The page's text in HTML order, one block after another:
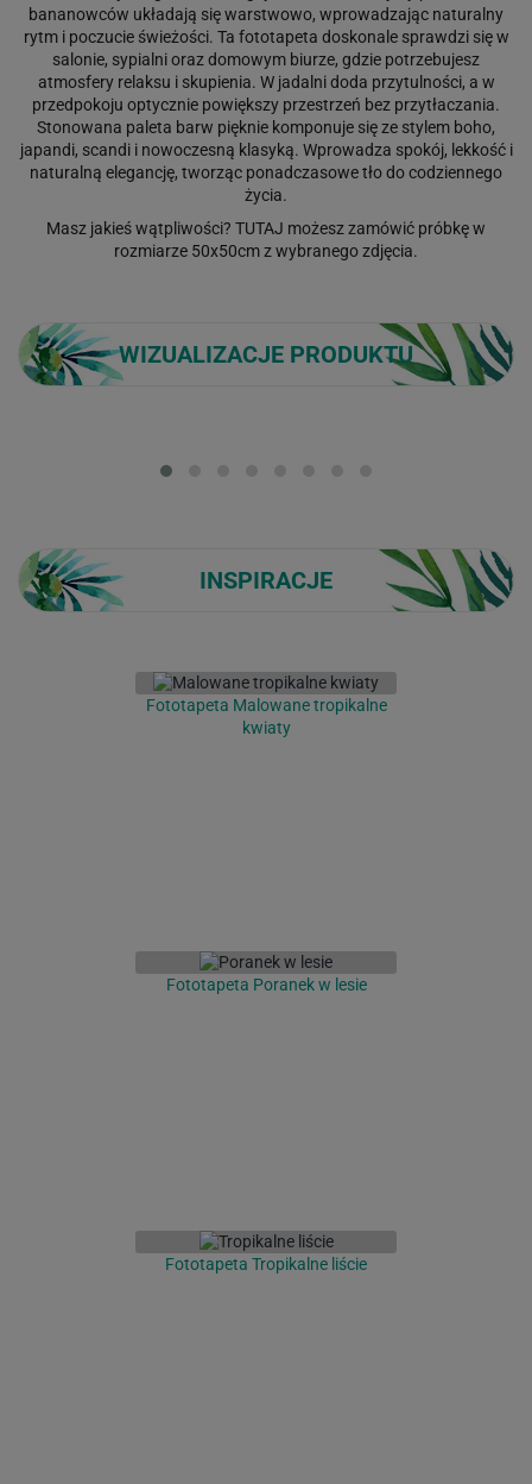
bananowców układają się warstwowo, wprowadzając naturalny
rytm i poczucie świeżości. Ta fototapeta doskonale sprawdzi się w
salonie, sypialni oraz domowym biurze, gdzie potrzebujesz
atmosfery relaksu i skupienia. W jadalni doda przytulności, a w
przedpokoju optycznie powiększy przestrzeń bez przytłaczania.
Stonowana paleta barw pięknie komponuje się ze stylem boho,
japandi, scandi i nowoczesną klasyką. Wprowadza spokój, lekkość i
naturalną elegancję, tworząc ponadczasowe tło do codziennego
życia.
Masz jakieś wątpliwości? TUTAJ możesz zamówić próbkę w
rozmiarze 50x50cm z wybranego zdjęcia.
WIZUALIZACJE PRODUKTU
INSPIRACJE
Fototapeta Malowane tropikalne
kwiaty
Fototapeta Poranek w lesie
Fototapeta Tropikalne liście